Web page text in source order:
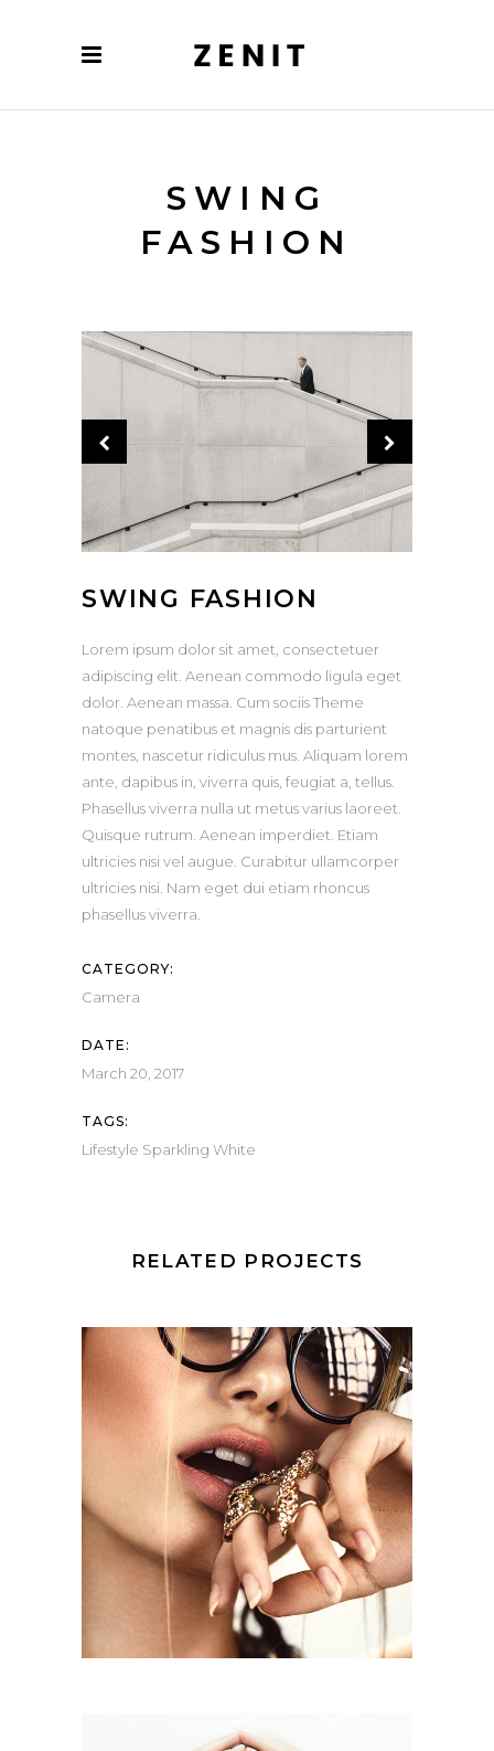
SWING
FASHION
SWING FASHION
Lorem ipsum dolor sit amet, consectetuer
adipiscing elit. Aenean commodo ligula eget
dolor. Aenean massa. Cum sociis Theme
natoque penatibus et magnis dis parturient
montes, nascetur ridiculus mus. Aliquam lorem
ante, dapibus in, viverra quis, feugiat a, tellus.
Phasellus viverra nulla ut metus varius laoreet.
Quisque rutrum. Aenean imperdiet. Etiam
ultricies nisi vel augue. Curabitur ullamcorper
ultricies nisi. Nam eget dui etiam rhoncus
phasellus viverra.
CATEGORY:
Camera
DATE:
March 20, 2017
TAGS:
Lifestyle Sparkling White
RELATED PROJECTS